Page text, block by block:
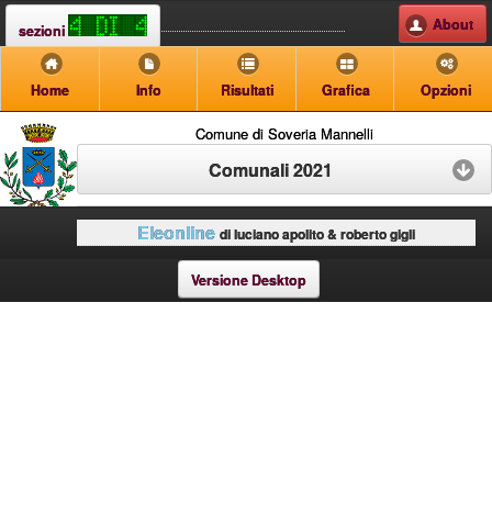
sezioni About
Home Info Risultati Grafica Opzioni
Comune di Soveria Mannelli
Comunali 2021
Eleonline di luciano apolito & roberto gigli
Versione Desktop